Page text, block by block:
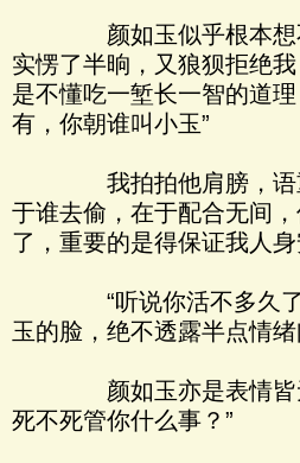
颜如玉似乎根本想不
实愣了半晌，又狼狈拒绝
是不懂吃一堑长一智的道
有，你朝谁叫小玉”
我拍拍他肩膀，语重
于谁去偷，在于配合无间
了，重要的是得保证我人身
“听说你活不多久了？
玉的脸，绝不透露半点情绪
颜如玉亦是表情皆无
死不死管你什么事？”